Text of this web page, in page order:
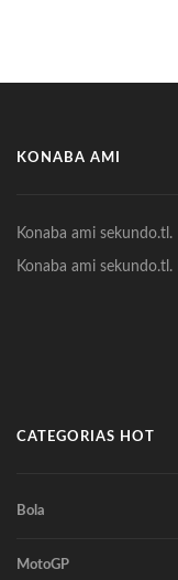
KONABA AMI
Konaba ami sekundo.tl.
Konaba ami sekundo.tl.
CATEGORIAS HOT
Bola
MotoGP